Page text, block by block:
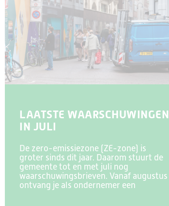
LAATSTE WAARSCHUWINGEN
IN JULI
De zero-emissiezone (ZE-zone) is
groter sinds dit jaar. Daarom stuurt de
gemeente tot en met juli nog
waarschuwingsbrieven. Vanaf augustus
ontvang je als ondernemer een